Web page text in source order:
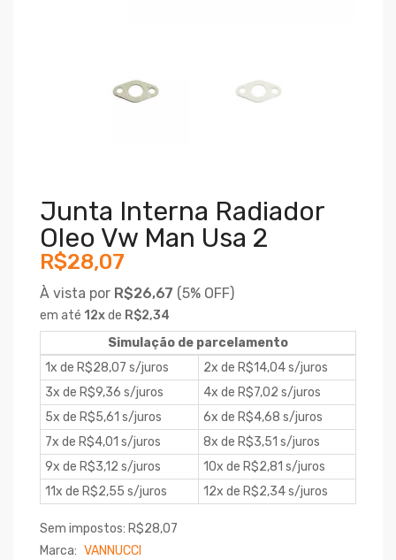
Junta Interna Radiador
Oleo Vw Man Usa 2
R$28,07
À vista por R$26,67 (5% OFF)
em até 12xde R$2,34
Simulação de parcelamento
1x de R$28,07 s/juros
2x de R$14,04 s/juros
3x de R$9,36 s/juros
4x de R$7,02 s/juros
5x de R$5,61 s/juros
6x de R$4,68 s/juros
7x de R$4,01 s/juros
8x de R$3,51 s/juros
9x de R$3,12 s/juros
10x de R$2,81 s/juros
11x de R$2,55 s/juros
12x de R$2,34 s/juros
Sem impostos: R$28,07
Marca: VANNUCCI